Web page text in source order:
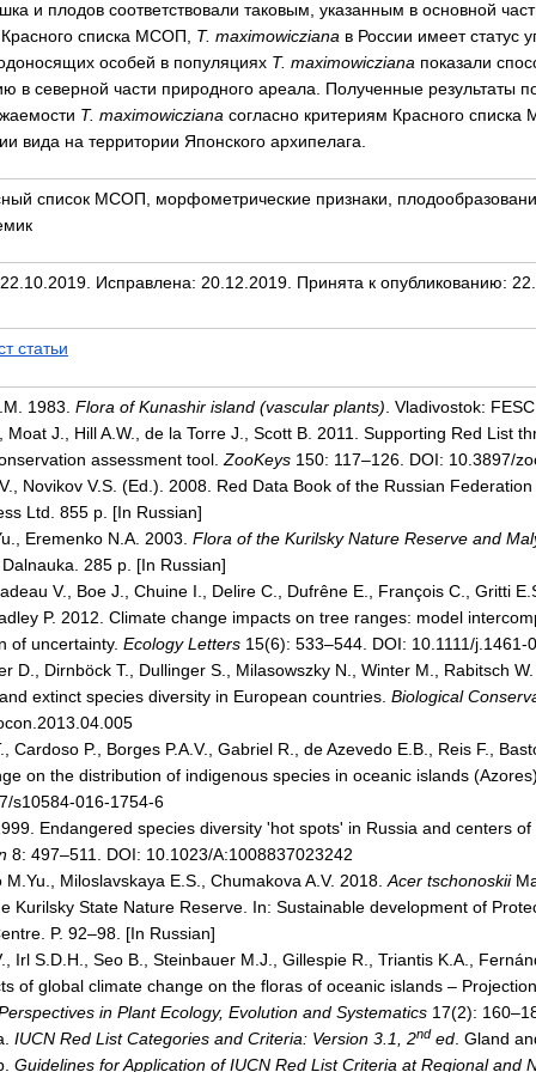
и плодов соответствовали таковым, указанным в основной
списка МСОП, T. maximowicziana в России имеет статус
особей в популяциях T. maximowicziana показали
в северной части природного ареала. Полученные результаты
T. maximowicziana согласно критериям Красного
вида на территории Японского архипелага.
список МСОП, морфометрические признаки,
Исправлена: 20.12.2019. Принята к опубликованию:
статьи
1983. Flora of Kunashir island (vascular plants) . Vladivostok:
Moat J., Hill A.W., de la Torre J., Scott B. 2011. Supporting Red List
assessment tool. ZooKeys 150: 117–126. DOI: 10.3897/
Novikov V.S. (Ed.). 2008. Red Data Book of the Russian
Ltd. 855 p. [In Russian]
Eremenko N.A. 2003. Flora of the Kurilsky Nature Reserve and
285 p. [In Russian]
V., Boe J., Chuine I., Delire C., Dufrêne E., François C., Gritti
P. 2012. Climate change impacts on tree ranges: model
of uncertainty. Ecology Letters 15(6): 533–544. DOI: 10.1111/j.1461-
D., Dirnböck T., Dullinger S., Milasowszky N., Winter M., Rabitsch
extinct species diversity in European countries. Biological
Cardoso P., Borges P.A.V., Gabriel R., de Azevedo E.B., Reis F.,
on the distribution of indigenous species in oceanic islands
s10584-016-1754-6
Endangered species diversity 'hot spots' in Russia and centers
8: 497–511. DOI: 10.1023/A:1008837023242
Miloslavskaya E.S., Chumakova A.V. 2018. Acer tschonoskii
Kurilsky State Nature Reserve. In: Sustainable development of
P. 92–98. [In Russian]
Irl S.D.H., Seo B., Steinbauer M.J., Gillespie R., Triantis K.A.,
of global climate change on the floras of oceanic islands –
in Plant Ecology, Evolution and Systematics 17(2):
IUCN Red List Categories and Criteria: Version 3.1, 2nd ed . Gland
Guidelines for Application of IUCN Red List Criteria at Regional and